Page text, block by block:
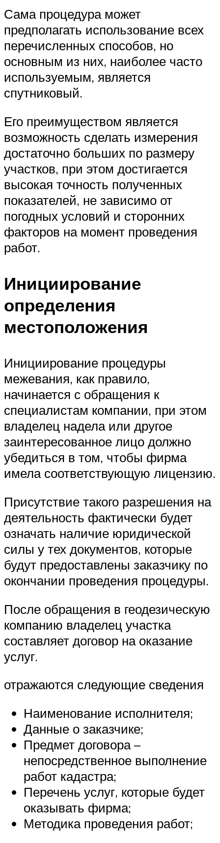
Сама процедура может
предполагать использование всех
перечисленных способов, но
основным из них, наиболее часто
используемым, является
спутниковый.
Его преимуществом является
возможность сделать измерения
достаточно больших по размеру
участков, при этом достигается
высокая точность полученных
показателей, не зависимо от
погодных условий и сторонних
факторов на момент проведения
работ.
Инициирование
определения
местоположения
Инициирование процедуры
межевания, как правило,
начинается с обращения к
специалистам компании, при этом
владелец надела или другое
заинтересованное лицо должно
убедиться в том, чтобы фирма
имела соответствующую лицензию.
Присутствие такого разрешения на
деятельность фактически будет
означать наличие юридической
силы у тех документов, которые
будут предоставлены заказчику по
окончании проведения процедуры.
После обращения в геодезическую
компанию владелец участка
составляет договор на оказание
услуг.
отражаются следующие сведения
Наименование исполнителя;
Данные о заказчике;
Предмет договора –
непосредственное выполнение
работ кадастра;
Перечень услуг, которые будет
оказывать фирма;
Методика проведения работ;